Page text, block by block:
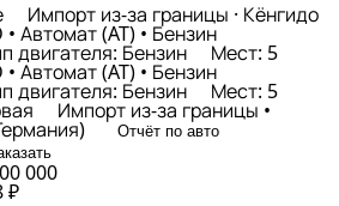
Импорт из-за границы · Кёнгидо
• Автомат (AT) • Бензин
двигателя: Бензин Мест: 5
• Автомат (AT) • Бензин
двигателя: Бензин Мест: 5
Импорт из-за границы •
Отчёт по авто
000
₽